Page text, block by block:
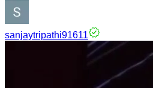
sanjaytripathi91611